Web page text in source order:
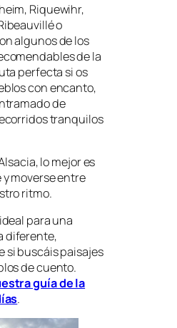
Riquewihr,
o
algunos de los
de la
perfecta si os
con encanto,
de
tranquilos
lo mejor es
moverse entre
ritmo.
para una
diferente,
si buscáis paisajes
de cuento.
guía de la
.